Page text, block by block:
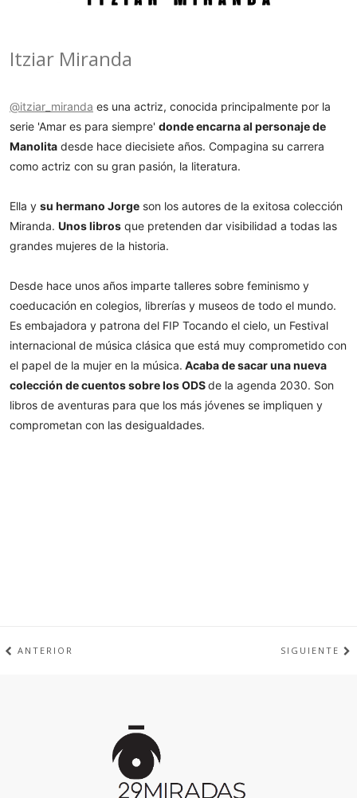
Itziar Miranda
@itziar_miranda es una actriz, conocida principalmente por la
serie 'Amar es para siempre' donde encarna al personaje de
Manolita desde hace diecisiete años. Compagina su carrera
como actriz con su gran pasión, la literatura.
Ella y su hermano Jorge son los autores de la exitosa colección
Miranda. Unos libros que pretenden dar visibilidad a todas las
grandes mujeres de la historia.
Desde hace unos años imparte talleres sobre feminismo y
coeducación en colegios, librerías y museos de todo el mundo.
Es embajadora y patrona del FIP Tocando el cielo, un Festival
internacional de música clásica que está muy comprometido con
el papel de la mujer en la música. Acaba de sacar una nueva
colección de cuentos sobre los ODSde la agenda 2030. Son
libros de aventuras para que los más jóvenes se impliquen y
comprometan con las desigualdades.
ANTERIOR SIGUIENTE